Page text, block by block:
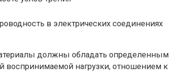
в электрических соединениях
должны обладать определенным
воспринимаемой нагрузки, отношением к